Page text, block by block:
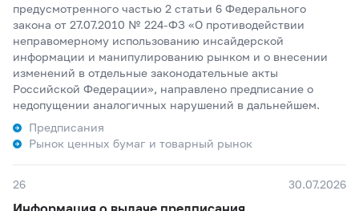
предусмотренного частью 2 статьи 6 Федерального
закона от 27.07.2010 № 224-ФЗ «О противодействии
неправомерному использованию инсайдерской
информации и манипулированию рынком и о внесении
изменений в отдельные законодательные акты
Российской Федерации», направлено предписание о
недопущении аналогичных нарушений в дальнейшем.
Предписания
Рынок ценных бумаг и товарный рынок
26 30.07.2026